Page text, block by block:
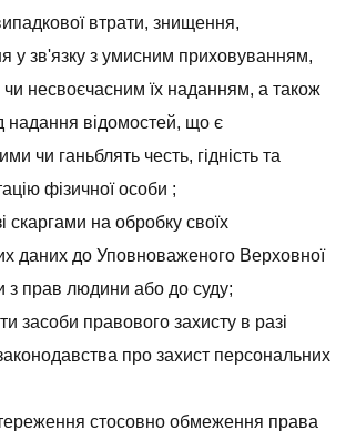
втрати, знищення,
у зв'язку з умисним приховуванням,
несвоєчасним їх наданням, а також
надання відомостей, що є
чи ганьблять честь, гідність та
фізичної особи ;
скаргами на обробку своїх
даних до Уповноваженого Верховної
з прав людини або до суду;
засоби правового захисту в разі
про захист персональних
стосовно обмеження права